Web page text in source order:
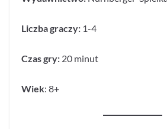
Liczba graczy: 1-4
Czas gry: 20 minut
Wiek: 8+